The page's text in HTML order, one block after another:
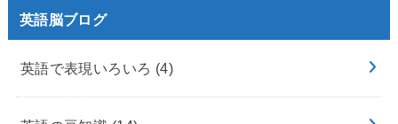
英語脳ブログ
英語で表現いろいろ (4)